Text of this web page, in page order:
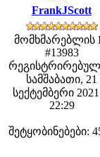
FrankJScott
მომხმარებლის
#13983
სამშაბათი, 21
სექტემბერი
22:29
შეტყობინებები: